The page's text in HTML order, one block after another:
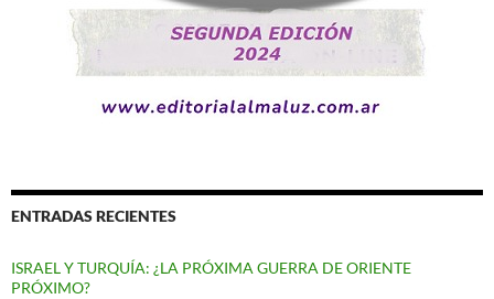
ENTRADAS RECIENTES
ISRAEL Y TURQUÍA: ¿LA PRÓXIMA GUERRA DE ORIENTE
PRÓXIMO?